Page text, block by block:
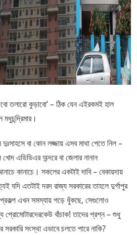
তলারো কুড়াবো’ – ঠিক যেন এইরকমই হাল
বা কোন লজ্জায় এসব মাথা পেতে নিল –
এডিডিএর অন্দরে বা জেলার নানান
কানাচে। সকলের একটাই দাবি – বেকায়দায়
যদি এতটাই দরদ রাজ্য সরকারের তাহলে দুর্গাপুর
এখন সমস্যায় পড়ে ধুঁকছে, সেগুলোও
প্রোমোটারদেরকেউ বাঁচাক! তাদের প্রশ্ন – শুধু
সংস্থা এভাবে চলতে পারে নাকি?